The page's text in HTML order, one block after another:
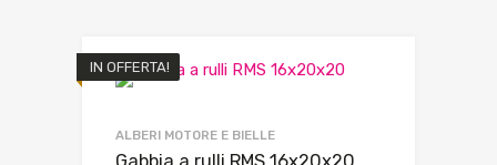
IN OFFERTA!
ALBERI MOTORE E BIELLE